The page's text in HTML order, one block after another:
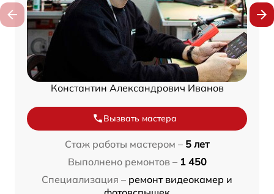
Константин Александрович Иванов
Вызвать мастера
Стаж работы мастером – 5 лет
Выполнено ремонтов – 1 450
Специализация – ремонт видеокамер и